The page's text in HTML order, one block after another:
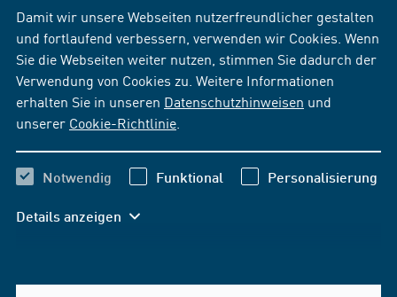
Damit wir unsere Webseiten nutzerfreundlicher gestalten
und fortlaufend verbessern, verwenden wir Cookies. Wenn
Sie die Webseiten weiter nutzen, stimmen Sie dadurch der
Verwendung von Cookies zu. Weitere Informationen
erhalten Sie in unseren Datenschutzhinweisen und
unserer Cookie-Richtlinie
Notwendig Funktional Personalisierung
Details anzeigen